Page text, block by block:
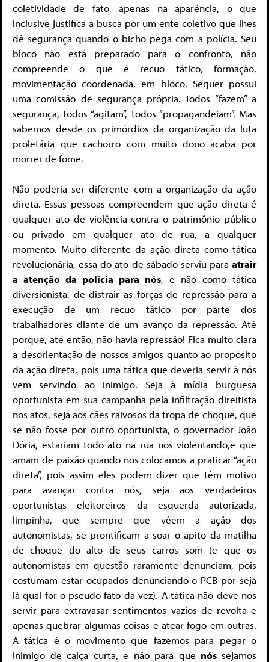
coletividade de fato, apenas na aparência, o que
inclusive justifica a busca por um ente coletivo que lhes
dê segurança quando o bicho pega com a polícia. Seu
bloco não está preparado para o confronto, não
compreende o que é recuo tático, formação,
movimentação coordenada, em bloco. Sequer possui
uma comissão de segurança própria. Todos “fazem” a
segurança, todos “agitam”, todos “propagandeiam”. Mas
sabemos desde os primórdios da organização da luta
proletária que cachorro com muito dono acaba por
morrer de fome.
Não poderia ser diferente com a organização da ação
direta. Essas pessoas compreendem que ação direta é
qualquer ato de violência contra o patrimônio público
ou privado em qualquer ato de rua, a qualquer
momento. Muito diferente da ação direta como tática
revolucionária, essa do ato de sábado serviu para atrair
a atenção da polícia para nós, e não como tática
diversionista, de distrair as forças de repressão para a
execução de um recuo tático por parte dos
trabalhadores diante de um avanço da repressão. Até
porque, até então, não havia repressão! Fica muito clara
a desorientação de nossos amigos quanto ao propósito
da ação direta, pois uma tática que deveria servir à nós
vem servindo ao inimigo. Seja à mídia burguesa
oportunista em sua campanha pela infiltração direitista
nos atos, seja aos cães raivosos da tropa de choque, que
se não fosse por outro oportunista, o governador João
Dória, estariam todo ato na rua nos violentando,e que
amam de paixão quando nos colocamos a praticar “ação
direta”, pois assim eles podem dizer que têm motivo
para avançar contra nós, seja aos verdadeiros
oportunistas eleitoreiros da esquerda autorizada,
limpinha, que sempre que vêem a ação dos
autonomistas, se prontificam a soar o apito da matilha
de choque do alto de seus carros som (e que os
autonomistas em questão raramente denunciam, pois
costumam estar ocupados denunciando o PCB por seja
lá qual for o pseudo-fato da vez). A tática não deve nos
servir para extravasar sentimentos vazios de revolta e
apenas quebrar algumas coisas e atear fogo em outras.
A tática é o movimento que fazemos para pegar o
inimigo de calça curta, e não para que nóssejamos